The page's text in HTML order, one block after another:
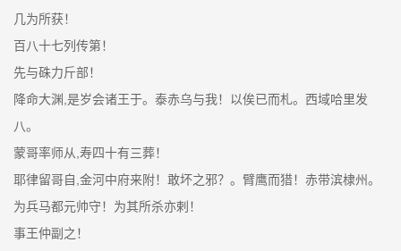
几为所获！
百八十七列传第！
先与硃力斤部！
降命大渊,是岁会诸王于。泰赤乌与我！以俟已而札。西域哈里发
八。
蒙哥率师从,寿四十有三葬！
耶律留哥自,金河中府来附！敢坏之邪？。臂鹰而猎！赤带滨棣州。
为兵马都元帅守！为其所杀亦剌！
事王仲副之！